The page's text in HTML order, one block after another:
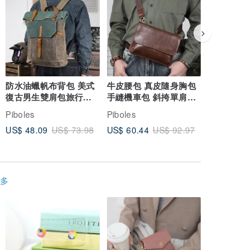
防水油蠟帆布背包 美式
復古男生雙肩包旅行包
電腦包 大容量
Piboles
US$ 48.09 US$ 73.98
牛皮腰包 真皮隨身胸包
手縫機車包 斜挎單肩包
側背包 旅行運動
Piboles
US$ 60.44 US$ 92.97